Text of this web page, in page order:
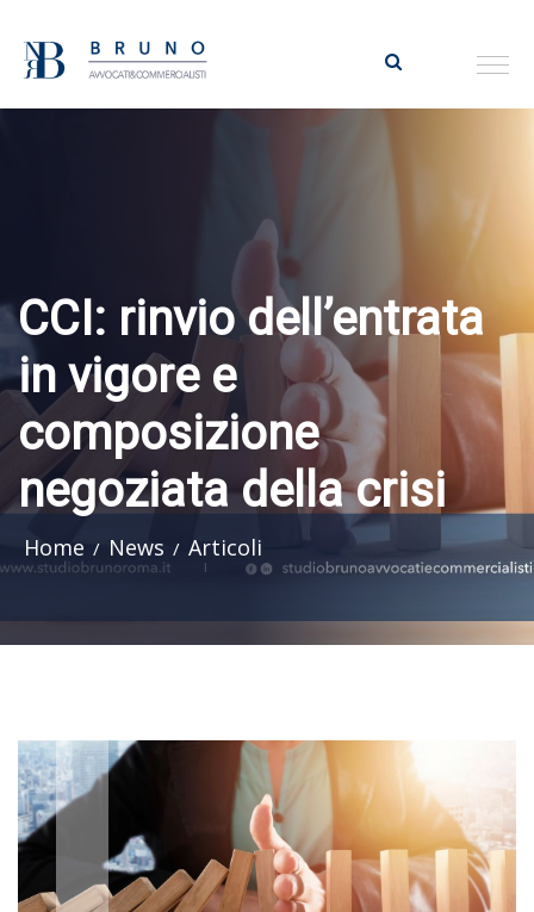
CCI: rinvio dell’entrata
in vigore e
composizione
negoziata della crisi
Home News Articoli